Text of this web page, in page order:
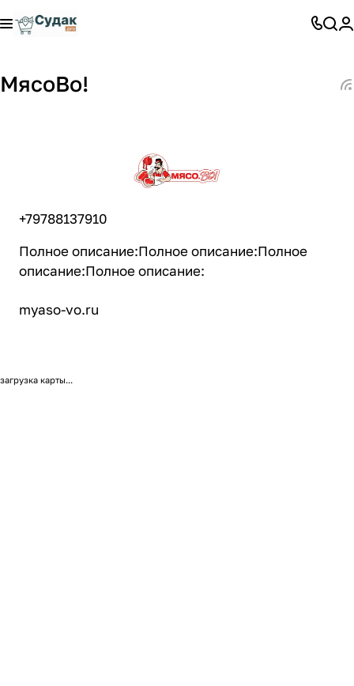
МясоВо!
+79788137910
Полное описание:Полное описание:Полное
описание:Полное описание:
myaso-vo.ru
загрузка карты...